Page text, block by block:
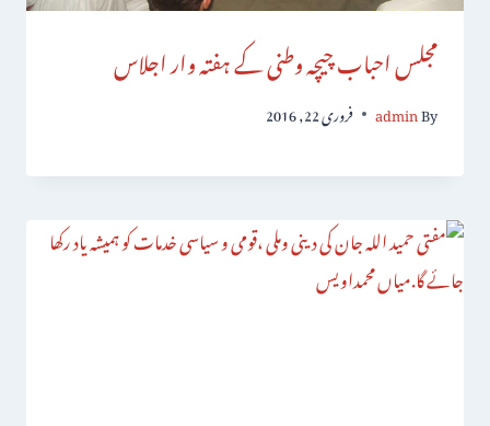
مجلس احباب چیچہ وطنی کے ہفتہ وار اجلاس
By
admin فروری 22, 2016